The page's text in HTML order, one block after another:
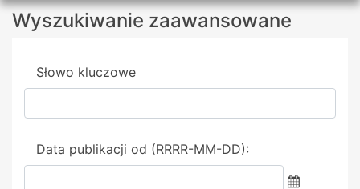
Wyszukiwanie zaawansowane
Wyszukiwarka
Słowo kluczowe
Data publikacji od (RRRR-MM-DD):